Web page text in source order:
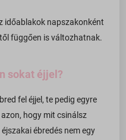
időablakok napszakonként
függően is változhatnak.
sokat éjjel?
fel éjjel, te pedig egyre
hogy mit csinálsz
ébredés nem egy